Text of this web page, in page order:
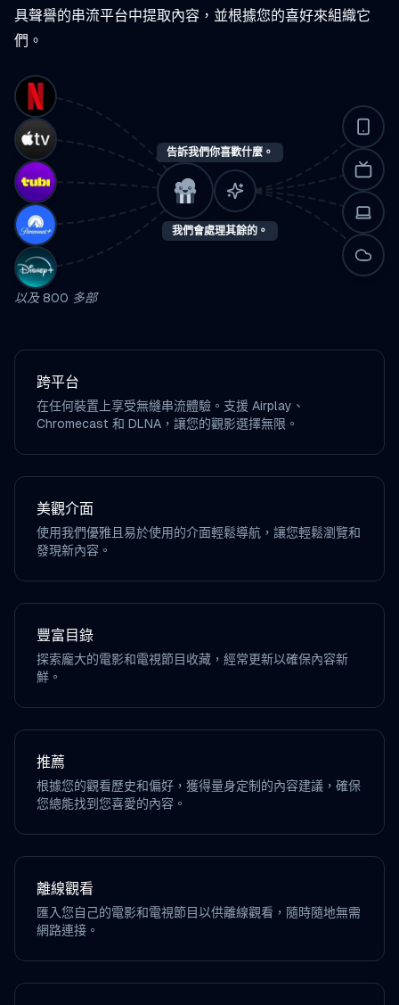
具聲譽的串流平台中提取內容，並根據您的喜好來組織它
們。
以及 800 多部
告訴我們你喜歡什麼。
我們會處理其餘的。
跨平台
在任何裝置上享受無縫串流體驗。支援 Airplay、
Chromecast 和 DLNA，讓您的觀影選擇無限。
美觀介面
使用我們優雅且易於使用的介面輕鬆導航，讓您輕鬆瀏覽和
發現新內容。
豐富目錄
探索龐大的電影和電視節目收藏，經常更新以確保內容新
鮮。
推薦
根據您的觀看歷史和偏好，獲得量身定制的內容建議，確保
您總能找到您喜愛的內容。
離線觀看
匯入您自己的電影和電視節目以供離線觀看，隨時隨地無需
網路連接。